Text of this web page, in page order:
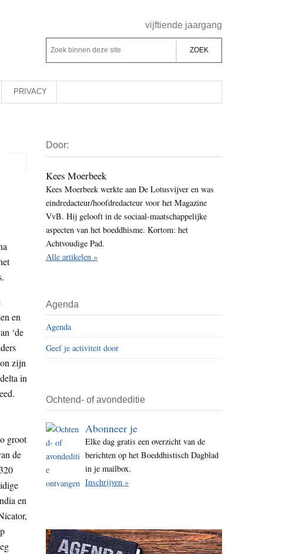
Rechts
vijftiende jaargang
Z
o
e
k
d
e
z
e
s
i
t
e
Z
o
k
b
n
n
d
e
z
e
s
e
PRIVACY
en
‘de
zijn
in
groot
de
en
Sidebar
Door:
Kees Moerbeek
Kees Moerbeek werkte aan De Lotusvijver en was
eindredacteur/hoofdredacteur voor het Magazine
VvB. Hij gelooft in de sociaal-maatschappelijke
aspecten van het boeddhisme. Kortom: het
Achtvoudige Pad.
Alle artikelen »
Agenda
Agenda
Geef je activiteit door
Ochtend- of avondeditie
Abonneer je
Elke dag gratis een overzicht van de
berichten op het Boeddhistisch Dagblad
in je mailbox.
Inschrijven »